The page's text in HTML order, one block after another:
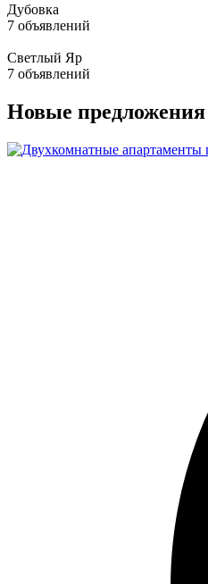
Дубовка
7 объявлений
Светлый Яр
7 объявлений
Новые предложения